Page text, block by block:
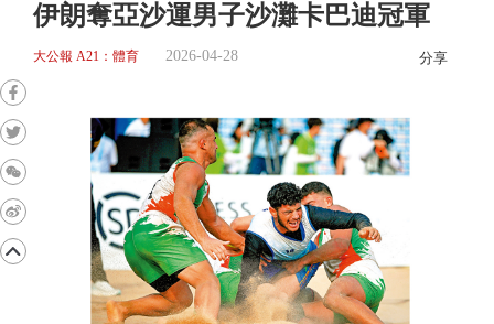
伊朗奪亞沙運男子沙灘卡巴迪冠軍
大公報 A21：體育 2026-04-28 分享